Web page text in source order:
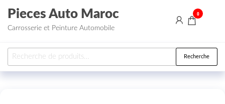
Aller au contenu
Pieces Auto Maroc
Carrosserie et Peinture Automobile
0
Recherche pour : Recherche